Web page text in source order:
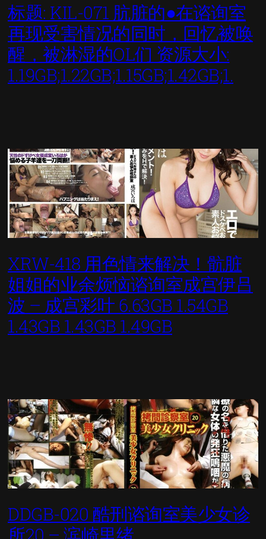
标题: KIL-071 肮脏的●在谘询室
再现受害情况的同时，回忆被唤
醒，被淋湿的OL们 资源大小:
1.19GB;1.22GB;1.15GB;1.42GB;1.
XRW-418 用色情来解决！骯脏
姐姐的业余烦恼谘询室成宫伊吕
波 – 成宫彩叶 6.63GB 1.54GB
1.43GB 1.43GB 1.49GB
DDGB-020 酷刑谘询室美少女诊